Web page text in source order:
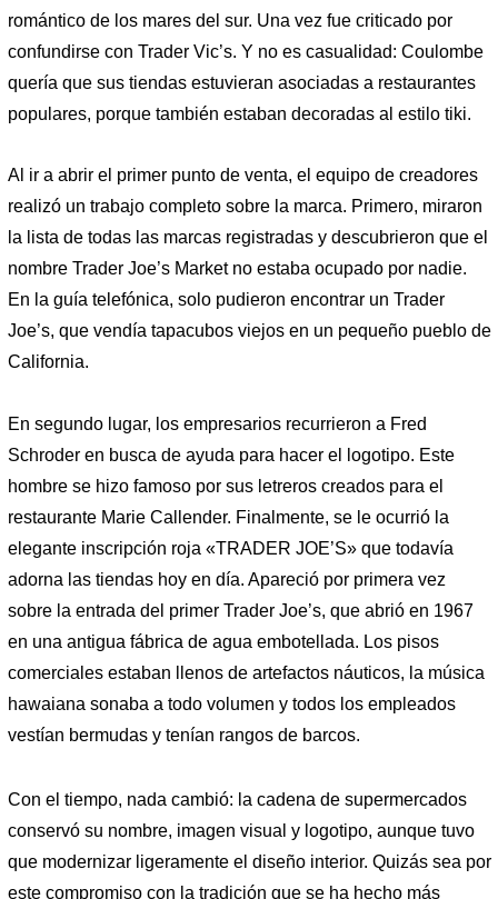
romántico de los mares del sur. Una vez fue criticado por
confundirse con Trader Vic’s. Y no es casualidad: Coulombe
quería que sus tiendas estuvieran asociadas a restaurantes
populares, porque también estaban decoradas al estilo tiki.
Al ir a abrir el primer punto de venta, el equipo de creadores
realizó un trabajo completo sobre la marca. Primero, miraron
la lista de todas las marcas registradas y descubrieron que el
nombre Trader Joe’s Market no estaba ocupado por nadie.
En la guía telefónica, solo pudieron encontrar un Trader
Joe’s, que vendía tapacubos viejos en un pequeño pueblo de
California.
En segundo lugar, los empresarios recurrieron a Fred
Schroder en busca de ayuda para hacer el logotipo. Este
hombre se hizo famoso por sus letreros creados para el
restaurante Marie Callender. Finalmente, se le ocurrió la
elegante inscripción roja «TRADER JOE’S» que todavía
adorna las tiendas hoy en día. Apareció por primera vez
sobre la entrada del primer Trader Joe’s, que abrió en 1967
en una antigua fábrica de agua embotellada. Los pisos
comerciales estaban llenos de artefactos náuticos, la música
hawaiana sonaba a todo volumen y todos los empleados
vestían bermudas y tenían rangos de barcos.
Con el tiempo, nada cambió: la cadena de supermercados
conservó su nombre, imagen visual y logotipo, aunque tuvo
que modernizar ligeramente el diseño interior. Quizás sea por
este compromiso con la tradición que se ha hecho más